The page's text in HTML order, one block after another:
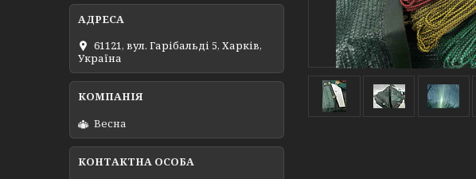
61121, вул. Гарібальді 5, Харків,
Україна
Весна